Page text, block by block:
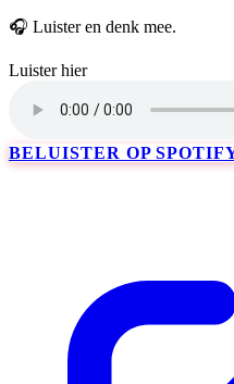
🎧 Luister en denk mee.
Luister hier
BELUISTER OP